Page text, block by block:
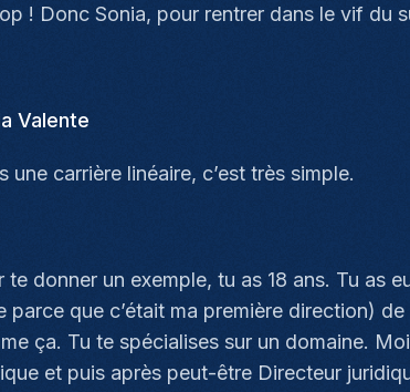
! Donc Sonia, pour rentrer dans le vif du
Valente
une carrière linéaire, c’est très simple.
te donner un exemple, tu as 18 ans. Tu as
parce que c’était ma première direction)
ça. Tu te spécialises sur un domaine.
et puis après peut-être Directeur